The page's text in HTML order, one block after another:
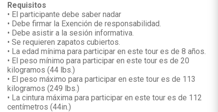
Requisitos
• El participante debe saber nadar
• Debe firmar la Exención de responsabilidad.
• Debe asistir a la sesión informativa.
• Se requieren zapatos cubiertos.
• La edad mínima para participar en este tour es de 8 años.
• El peso mínimo para participar en este tour es de 20
kilogramos (44 lbs.)
• El peso máximo para participar en este tour es de 113
kilogramos (249 lbs.)
• La cintura máxima para participar en este tour es de 112
centímetros (44in.)